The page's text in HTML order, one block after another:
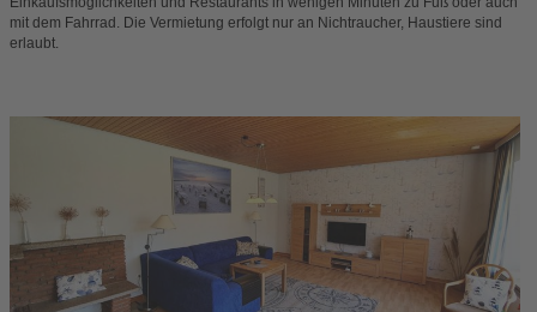
mit dem Fahrrad. Die Vermietung erfolgt nur an Nichtraucher, Haustiere sind
erlaubt.